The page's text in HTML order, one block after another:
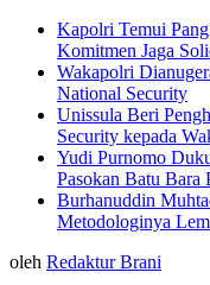
Kapolri Temui
Komitmen Jaga
Wakapolri
National Security
Unissula Beri
Security kepada
Yudi Purnomo
Pasokan Batu Bara
Burhanuddin
Metodologinya
oleh Redaktur Brani